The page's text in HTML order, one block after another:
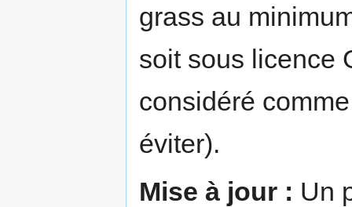
grass au
soit sous licence
considéré
éviter).
Mise à jour : Un